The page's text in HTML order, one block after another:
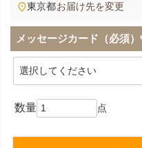
東京都お届け先を変更
メッセージカード（必須）